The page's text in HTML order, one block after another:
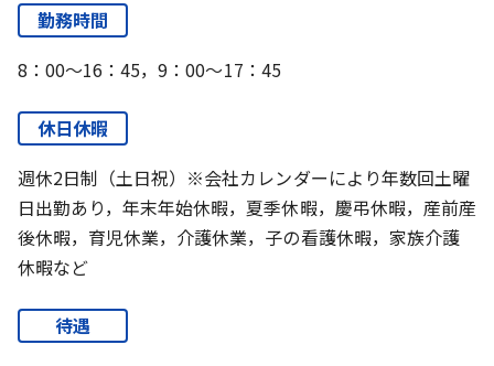
勤務時間
8：00～16：45，9：00～17：45
休日休暇
週休2日制（土日祝）※会社カレンダーにより年数回土曜
日出勤あり，年末年始休暇，夏季休暇，慶弔休暇，産前産
後休暇，育児休業，介護休業，子の看護休暇，家族介護
休暇など
待遇